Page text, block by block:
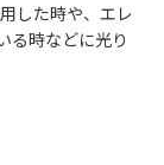
した時や、エレ
る時などに光り